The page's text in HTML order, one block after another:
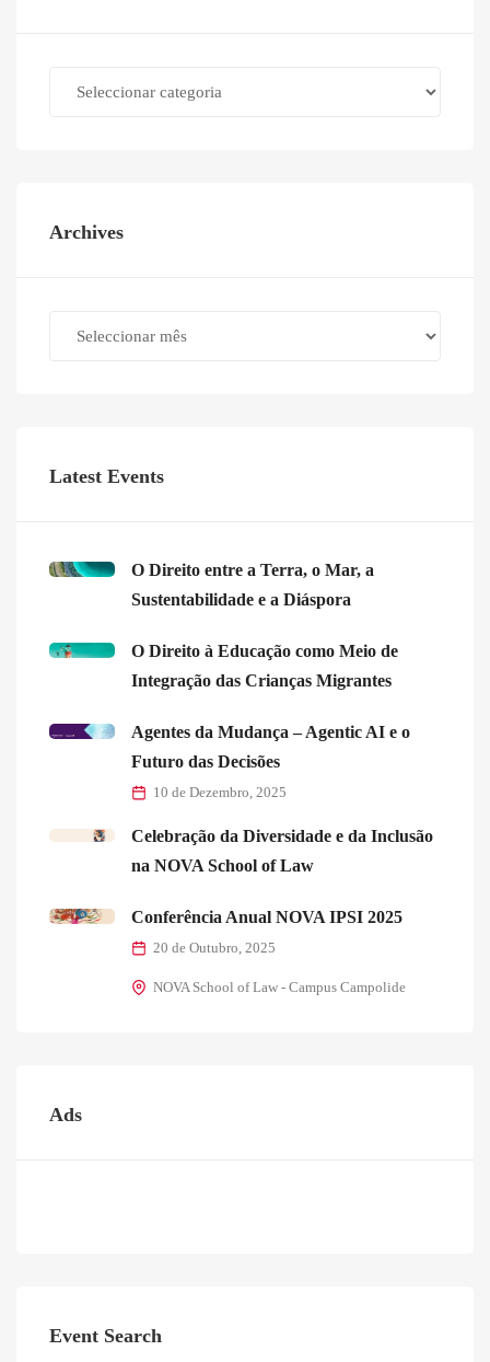
Archives
Latest Events
O Direito entre a Terra, o Mar, a
Sustentabilidade e a Diáspora
O Direito à Educação como Meio de
Integração das Crianças Migrantes
Agentes da Mudança – Agentic AI e o
Futuro das Decisões
10 de Dezembro, 2025
Celebração da Diversidade e da Inclusão
na NOVA School of Law
Conferência Anual NOVA IPSI 2025
20 de Outubro, 2025
NOVA School of Law - Campus Campolide
Ads
Event Search